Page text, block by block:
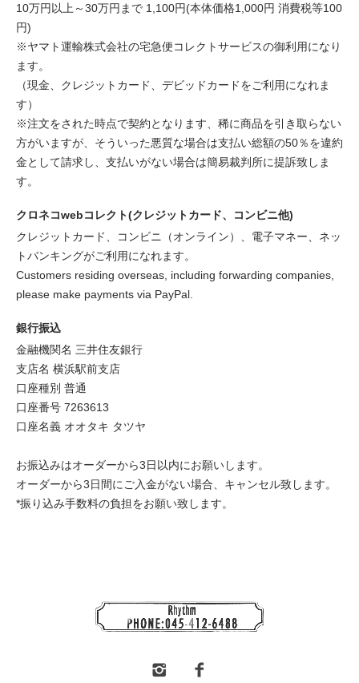
10万円以上～30万円まで 1,100円(本体価格1,000円 消費税等100
円)
※ヤマト運輸株式会社の宅急便コレクトサービスの御利用になり
ます。
（現金、クレジットカード、デビッドカードをご利用になれま
す）
※注文をされた時点で契約となります、稀に商品を引き取らない
方がいますが、そういった悪質な場合は支払い総額の50％を違約
金として請求し、支払いがない場合は簡易裁判所に提訴致しま
す。
クロネコwebコレクト(クレジットカード、コンビニ他)
クレジットカード、コンビニ（オンライン）、電子マネー、ネッ
トバンキングがご利用になれます。
Customers residing overseas, including forwarding companies,
please make payments via PayPal.
銀行振込
金融機関名 三井住友銀行
支店名 横浜駅前支店
口座種別 普通
口座番号 7263613
口座名義 オオタキ タツヤ
お振込みはオーダーから3日以内にお願いします。
オーダーから3日間にご入金がない場合、キャンセル致します。
*振り込み手数料の負担をお願い致します。